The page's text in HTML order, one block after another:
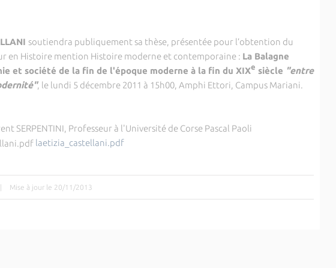
soutiendra publiquement sa thèse, présentée pour l’obtention du
en Histoire mention Histoire moderne et contemporaine : La Balagne
et société de la fin de l'époque moderne à la fin du XIXe siècle "entre
, le lundi 5 décembre 2011 à 15h00, Amphi Ettori, Campus Mariani.
SERPENTINI, Professeur à l'Université de Corse Pascal Paoli
laetizia_castellani.pdf
| Mise à jour le 20/11/2013